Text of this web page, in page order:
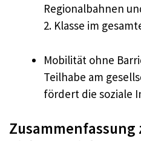
Regionalbahnen
2. Klasse im
Mobilität ohne
Teilhabe am
fördert die soziale